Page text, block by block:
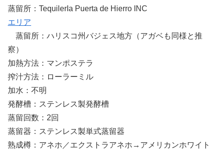
蒸留所：TequilerIa Puerta de Hierro INC
エリア
蒸留所：ハリスコ州バジェス地方（アガベも同様と推
察）
加熱方法：マンポステラ
搾汁方法：ローラーミル
加水：不明
発酵槽：ステンレス製発酵槽
蒸留回数：2回
蒸留器：ステンレス製単式蒸留器
熟成樽：アネホ／エクストラアネホ→アメリカンホワイト